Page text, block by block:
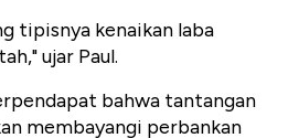
tipisnya kenaikan laba
ujar Paul.
bahwa tantangan
membayangi perbankan